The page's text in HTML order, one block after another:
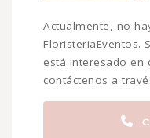
Actualmente, no
FloristeriaEventos.
está interesado en
contáctenos a